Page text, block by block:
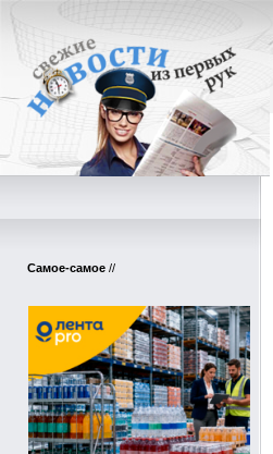
Самое-самое //